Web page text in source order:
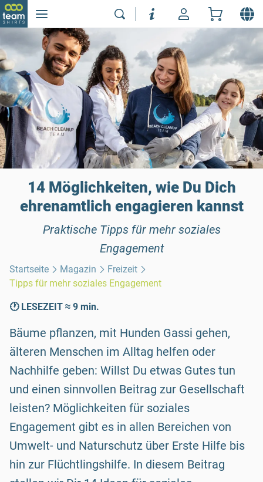
14 Möglichkeiten, wie Du Dich
ehrenamtlich engagieren kannst
Praktische Tipps für mehr soziales
Engagement
Startseite Magazin
Freizeit
Tipps für mehr soziales Engagement
🕐 LESEZEIT ≈ 9 min.
Bäume pflanzen, mit Hunden Gassi gehen,
älteren Menschen im Alltag helfen oder
Nachhilfe geben: Willst Du etwas Gutes tun
und einen sinnvollen Beitrag zur Gesellschaft
leisten? Möglichkeiten für soziales
Engagement gibt es in allen Bereichen von
Umwelt- und Naturschutz über Erste Hilfe bis
hin zur Flüchtlingshilfe. In diesem Beitrag